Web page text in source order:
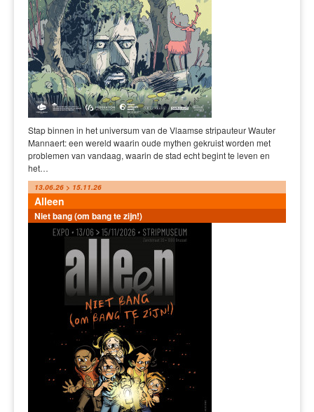
Stap binnen in het universum van de Vlaamse stripauteur Wauter
Mannaert: een wereld waarin oude mythen gekruist worden met
problemen van vandaag, waarin de stad echt begint te leven en
het…
13.06.26 > 15.11.26
Alleen
Niet bang (om bang te zijn!)